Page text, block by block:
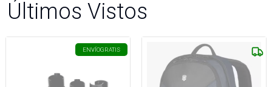
Últimos Vistos
ENVÍOGRATIS